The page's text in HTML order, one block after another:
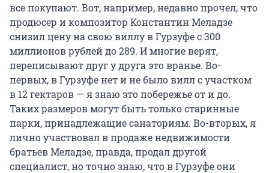
все покупают. Вот, например, недавно прочел, что
продюсер и композитор Константин Меладзе
снизил цену на свою виллу в Гурзуфе с 300
миллионов рублей до 289. И многие верят,
переписывают друг у друга это вранье. Во-
первых, в Гурзуфе нет и не было вилл с участком
в 12 гектаров — я знаю это побережье от и до.
Таких размеров могут быть только старинные
парки, принадлежащие санаториям. Во-вторых, я
лично участвовал в продаже недвижимости
братьев Меладзе, правда, продал другой
специалист, но точно знаю, что в Гурзуфе они